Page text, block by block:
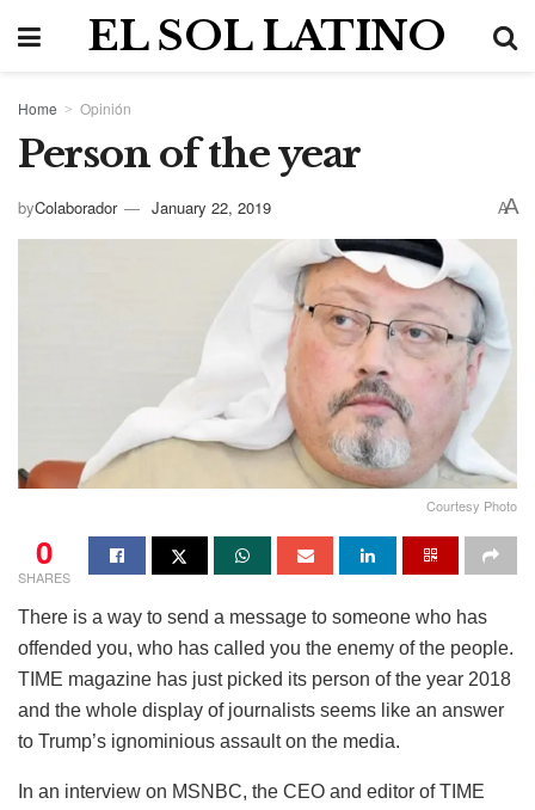
EL SOL LATINO
Home Opinión
Person of the year
byColaborador January 22, 2019 AA
Courtesy Photo
0
SHARES
There is a way to send a message to someone who has
offended you, who has called you the enemy of the people.
TIME magazine has just picked its person of the year 2018
and the whole display of journalists seems like an answer
to Trump’s ignominious assault on the media.
In an interview on MSNBC, the CEO and editor of TIME